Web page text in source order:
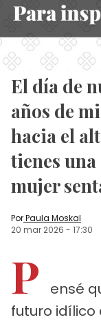
El día de
años de
hacia el
tienes una
mujer
PorPaula Moskal
20 mar 2026 - 17:30
P
ensé
futuro idílico